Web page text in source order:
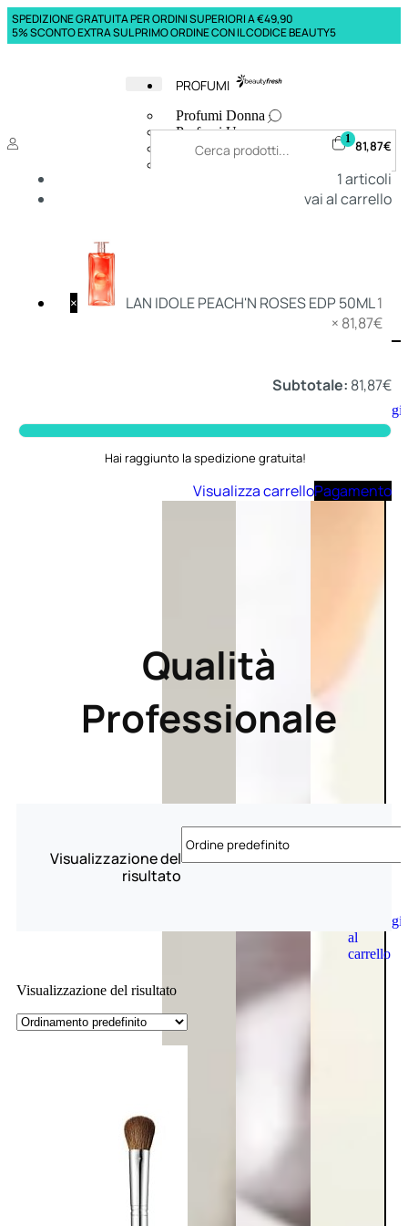
SPEDIZIONE GRATUITA PER ORDINI SUPERIORI A €49,90
5% SCONTO EXTRA SUL PRIMO ORDINE CON IL CODICE BEAUTY5
PROFUMI
Profumi Donna
Profumi Uomo
Deodoranti Donna
Aggiungi
al
Aggiungi
al
carrello
1 81,87€
1articoli
vai al carrello
× LAN IDOLE PEACH'N ROSES EDP 50ML1
× 81,87€
Subtotale: 81,87€
Hai raggiunto la spedizione gratuita!
Visualizza carrelloPagamento
Qualità
Professionale
Visualizzazione del
risultato
Visualizzazione del risultato